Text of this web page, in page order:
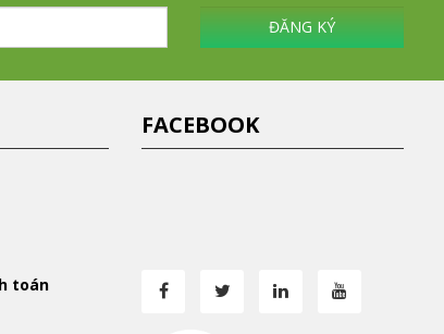
ĐĂNG KÝ
toán
FACEBOOK